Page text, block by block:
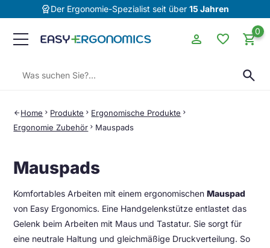
editor_choiceDer Ergonomie-Spezialist seit über 15 Jahren
search
person favorite 0
shopping_cart
arrow_back Home chevron_right Produkte chevron_right Ergonomische Produkte chevron_right
Ergonomie Zubehör chevron_right Mauspads
Mauspads
Komfortables Arbeiten mit einem ergonomischenMauspad
von Easy Ergonomics. Eine Handgelenkstütze entlastet das
Gelenk beim Arbeiten mit Maus und Tastatur. Sie sorgt für
eine neutrale Haltung und gleichmäßige Druckverteilung. So